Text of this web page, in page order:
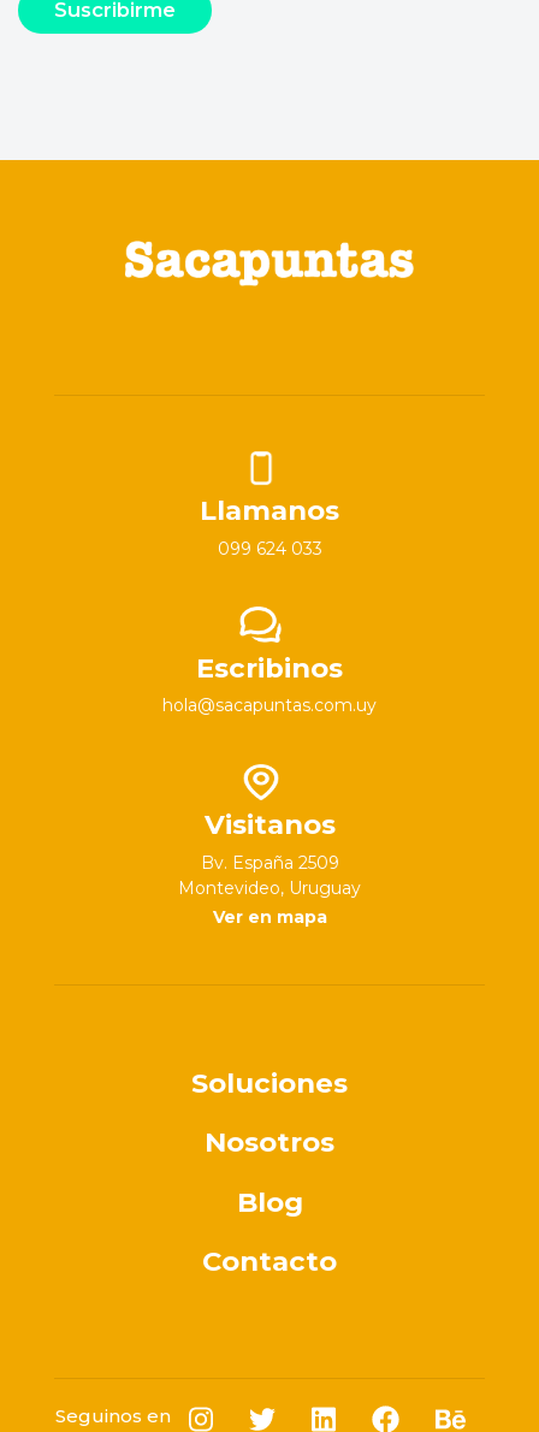
Llamanos
099 624 033
Escribinos
hola@sacapuntas.com.uy
Visitanos
Bv. España 2509
Montevideo, Uruguay
Ver en mapa
Soluciones
Nosotros
Blog
Contacto
Seguinos en